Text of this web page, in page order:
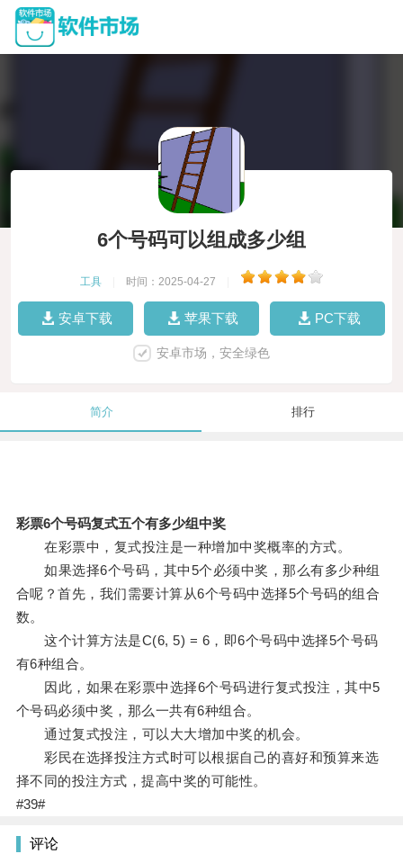
6个号码可以组成多少组
工具 时间：2025-04-27
安卓下载 苹果下载 PC下载
安卓市场，安全绿色
简介 排行
彩票6个号码复式五个有多少组中奖
在彩票中，复式投注是一种增加中奖概率的方式。
如果选择6个号码，其中5个必须中奖，那么有多少种组
合呢？首先，我们需要计算从6个号码中选择5个号码的组合
数。
这个计算方法是C(6, 5) = 6，即6个号码中选择5个号码
有6种组合。
因此，如果在彩票中选择6个号码进行复式投注，其中5
个号码必须中奖，那么一共有6种组合。
通过复式投注，可以大大增加中奖的机会。
彩民在选择投注方式时可以根据自己的喜好和预算来选
择不同的投注方式，提高中奖的可能性。
#39#
评论